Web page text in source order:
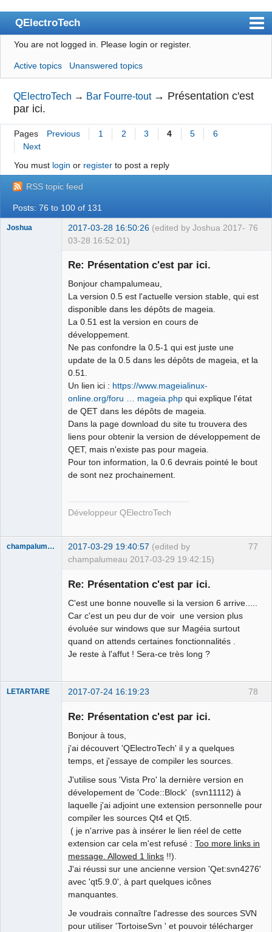
QElectroTech
Index
User list
Search
Register
Login
Wiki
BugTracker
Videos
Manual 0.9
Manual 0.8_cs
Google_Search
You are not logged in. Please login or register.
Active topics Unanswered topics
QElectroTech → Bar Fourre-tout → Présentation c'est
par ici.
Pages Previous 1 2 3 4 5
6
Next
You must login or registerto post a reply
RSS topic feed
Posts: 76 to 100 of 131
76
Joshua 2017-03-28 16:50:26 (edited by Joshua 2017-
03-28 16:52:01)
Re: Présentation c'est par ici.
Bonjour champalumeau,
La version 0.5 est l'actuelle version stable, qui est
disponible dans les dépôts de mageia.
La 0.51 est la version en cours de
développement.
Ne pas confondre la 0.5-1 qui est juste une
update de la 0.5 dans les dépôts de mageia, et la
0.51.
Un lien ici : https://www.mageialinux-
online.org/foru … mageia.php qui explique l'état
de QET dans les dépôts de mageia.
Dans la page download du site tu trouvera des
liens pour obtenir la version de développement de
QET, mais n'existe pas pour mageia.
Pour ton information, la 0.6 devrais pointé le bout
de sont nez prochainement.
Développeur QElectroTech
77
champalumeau 2017-03-29 19:40:57 (edited by
champalumeau 2017-03-29 19:42:15)
Re: Présentation c'est par ici.
C'est une bonne nouvelle si la version 6 arrive.....
Car c'est un peu dur de voir une version plus
évoluée sur windows que sur Magéia surtout
quand on attends certaines fonctionnalités .
Je reste à l'affut ! Sera-ce très long ?
78
LETARTARE 2017-07-24 16:19:23
Re: Présentation c'est par ici.
Bonjour à tous,
j'ai découvert 'QElectroTech' il y a quelques
temps, et j'essaye de compiler les sources.
J'utilise sous 'Vista Pro' la dernière version en
dévelopement de 'Code::Block' (svn11112) à
laquelle j'ai adjoint une extension personnelle pour
compiler les sources Qt4 et Qt5.
( je n'arrive pas à insérer le lien réel de cette
extension car cela m'est refusé : Too more links in
message. Allowed 1 links !!).
J'ai réussi sur une ancienne version 'Qet:svn4276'
avec 'qt5.9.0', à part quelques icônes
manquantes.
Je voudrais connaître l'adresse des sources SVN
pour utiliser 'TortoiseSvn ' et pouvoir télécharger